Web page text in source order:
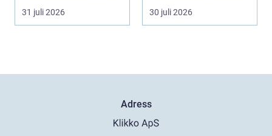
välmående. I en stad
31 juli 2026
som Kalmar...
30 juli 2026
Adress